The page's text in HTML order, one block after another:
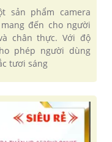
sản phẩm camera
đến cho người
chân thực. Với độ
phép người dùng
tươi sáng